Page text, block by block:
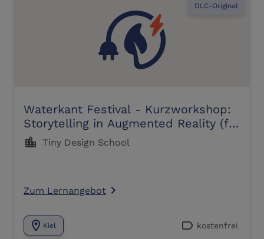
DLC-Original
Waterkant Festival - Kurzworkshop:
Storytelling in Augmented Reality (ft.
the default cube)
location_city Tiny Design School
Zum Lernangebot navigate_next
location_on Kiel label kostenfrei